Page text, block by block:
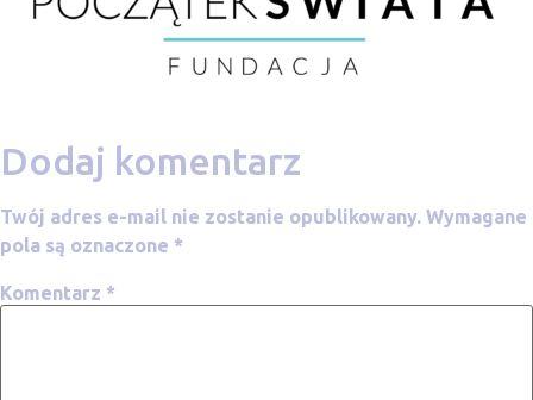
Dodaj komentarz
Twój adres e-mail nie zostanie opublikowany. Wymagane
pola są oznaczone *
Komentarz *